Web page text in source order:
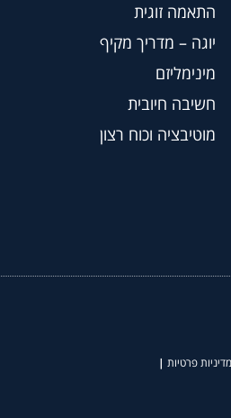
התאמה זוגית
יוגה – מדריך מקיף
מינימליזם
חשיבה חיובית
מוטיבציה וכוח רצון
מדיניות פרטיות |